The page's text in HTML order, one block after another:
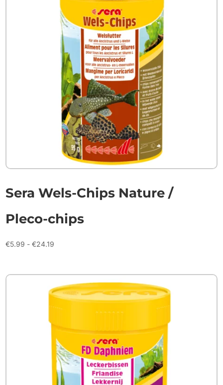
Sera Wels-Chips Nature /
Pleco-chips
€5.99 - €24.19
€24.19